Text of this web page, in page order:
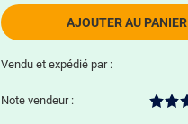
AJOUTER AU PANIER
Vendu et expédié par :
Note vendeur :